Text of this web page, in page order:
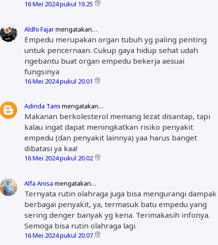
16 Mei 2024 pukul 19.25
Aldhi Fajarmengatakan…
Empedu merupakan organ tubuh yg paling penting
untuk pencernaan. Cukup gaya hidup sehat udah
ngebantu buat organ empedu bekerja aesuai
fungsinya
16 Mei 2024 pukul 20.01
Adinda Tami mengatakan…
Makanan berkolesterol memang lezat disantap, tapi
kalau ingat dapat meningkatkan risiko penyakit
empedu (dan penyakit lainnya) yaa harus banget
dibatasi ya kaa!
16 Mei 2024 pukul 20.02
Alfa Anisa mengatakan…
Ternyata rutin olahraga juga bisa mengurangi dampak
berbagai penyakit, ya, termasuk batu empedu yang
sering denger banyak yg kena. Terimakasih infonya.
Semoga bisa rutin olahraga lagi.
16 Mei 2024 pukul 20.07